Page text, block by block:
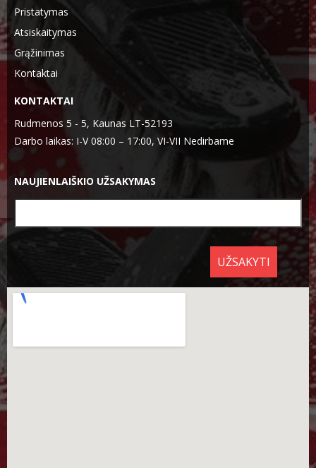
Pristatymas
Atsiskaitymas
Grąžinimas
Kontaktai
KONTAKTAI
Rudmenos 5 - 5, Kaunas LT-52193
Darbo laikas: I-V 08:00 – 17:00, VI-VII Nedirbame
NAUJIENLAIŠKIO UŽSAKYMAS
UŽSAKYTI